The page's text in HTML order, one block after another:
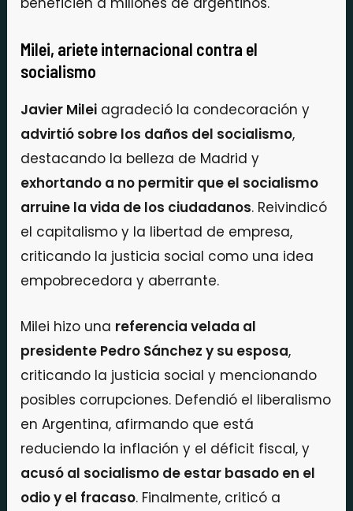
Milei, ariete internacional contra el
socialismo
Javier Milei agradeció la condecoración y
advirtió sobre los daños del socialismo,
destacando la belleza de Madrid y
exhortando a no permitir que el socialismo
arruine la vida de los ciudadanos. Reivindicó
el capitalismo y la libertad de empresa,
criticando la justicia social como una idea
empobrecedora y aberrante.
Milei hizo una referencia velada al
presidente Pedro Sánchez y su esposa,
criticando la justicia social y mencionando
posibles corrupciones. Defendió el liberalismo
en Argentina, afirmando que está
reduciendo la inflación y el déficit fiscal, y
acusó al socialismo de estar basado en el
odio y el fracaso. Finalmente, criticó a